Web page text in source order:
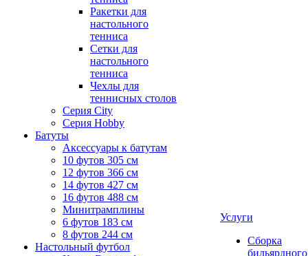
Ракетки для
настольного
тенниса
Сетки для
настольного
тенниса
Чехлы для
теннисных столов
Серия City
Серия Hobby
Батуты
Аксессуары к батутам
10 футов 305 см
12 футов 366 см
14 футов 427 см
16 футов 488 см
Минитрамплины
6 футов 183 см
8 футов 244 см
Настольный футбол
Услуги
Сборка
бильярдного